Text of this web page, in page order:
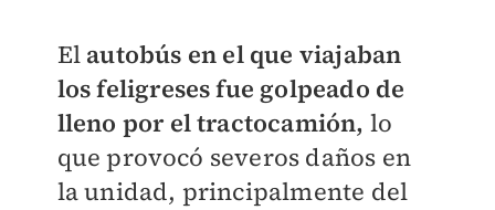
El autobús en el que viajaban
los feligreses fue golpeado de
lleno por el tractocamión, lo
que provocó severos daños en
la unidad, principalmente del